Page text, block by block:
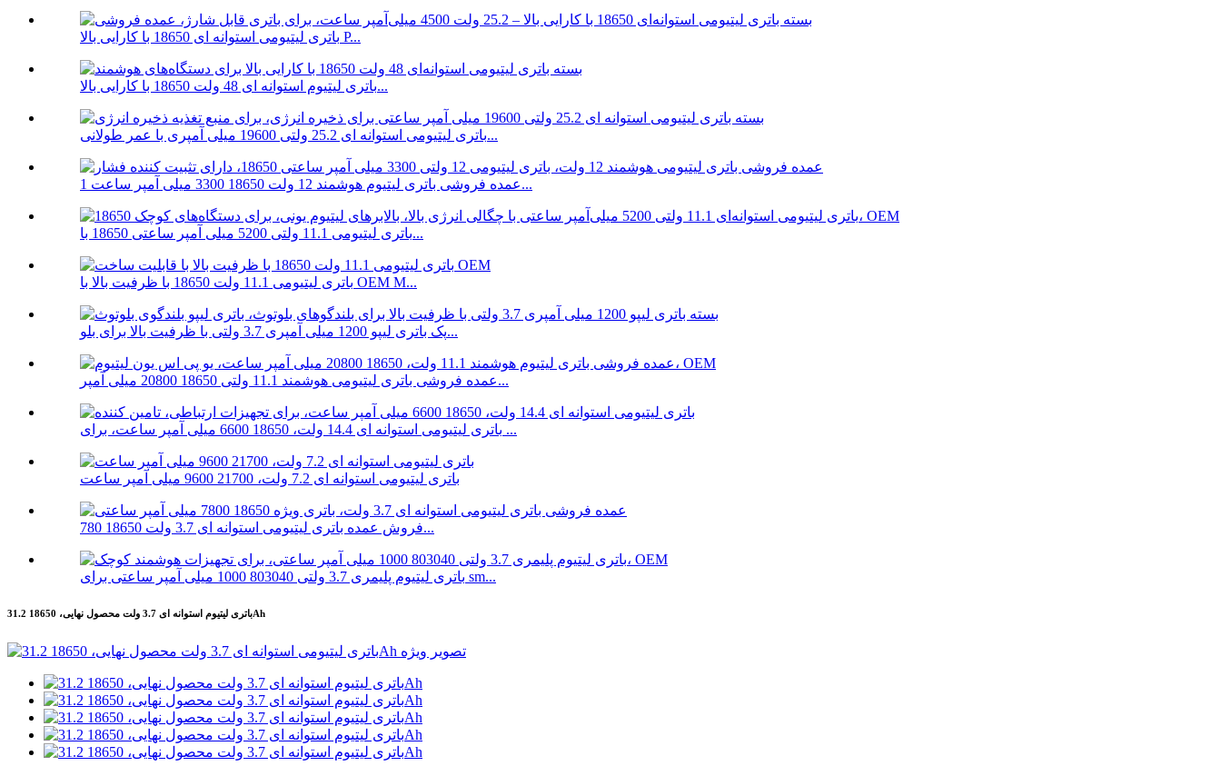
باتری لیتیومی استوانه ای 18650 با کارایی بالا P...
باتری لیتیوم استوانه ای 48 ولت 18650 با کارایی بالا...
باتری لیتیومی استوانه ای 25.2 ولتی 19600 میلی آمپری با عمر طولانی...
عمده فروشی باتری لیتیوم هوشمند 12 ولت 18650 3300 میلی آمپر ساعت 1...
باتری لیتیومی 11.1 ولتی 5200 میلی آمپر ساعتی 18650 با...
باتری لیتیومی 11.1 ولت 18650 با ظرفیت بالا با OEM M...
پک باتری لیپو 1200 میلی آمپری 3.7 ولتی با ظرفیت بالا برای بلو...
عمده فروشی باتری لیتیومی هوشمند 11.1 ولتی 18650 20800 میلی آمپر...
باتری لیتیومی استوانه ای 14.4 ولت، 18650 6600 میلی آمپر ساعت، برای ...
باتری لیتیومی استوانه ای 7.2 ولت، 21700 9600 میلی آمپر ساعت
فروش عمده باتری لیتیومی استوانه ای 3.7 ولت 18650 780...
باتری لیتیوم پلیمری 3.7 ولتی 803040 1000 میلی آمپر ساعتی برای sm...
باتری لیتیوم استوانه ای 3.7 ولت محصول نهایی، 18650 31.2Ah